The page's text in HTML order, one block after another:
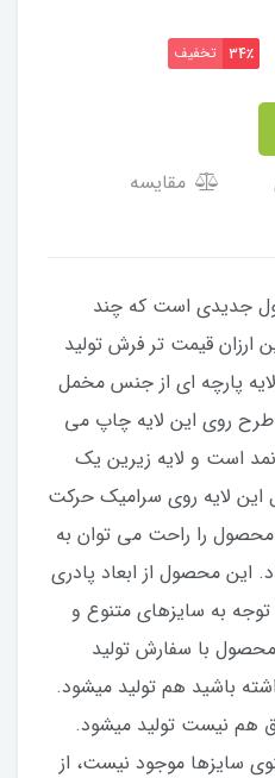
34٪ تخفیف
مقایسه
جدیدی است که چند
ارزان قیمت تر فرش تولید
پارچه ای از جنس مخمل
روی این لایه چاپ می
است و لایه زیرین یک
این لایه روی سرامیک حرکت
را راحت می توان به
این محصول از ابعاد پادری
توجه به سایزهای متنوع و
محصول با سفارش تولید
باشید هم تولید میشود.
در ۳۴۷ که دقیق هم نیست تولید میشود.
سایزها موجود نیست، از